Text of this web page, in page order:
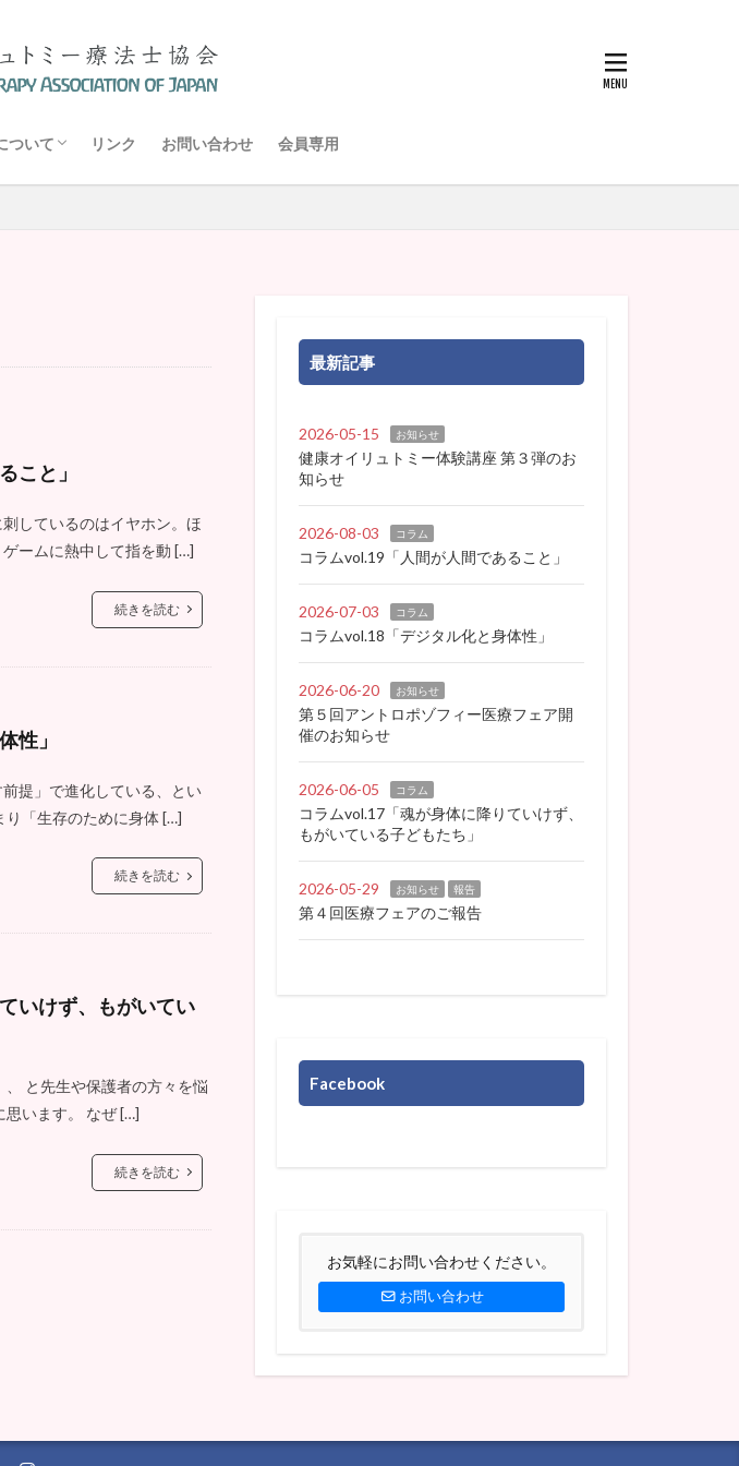
ついて
ュトミー療法施設・団体リスト
リンク お問い合わせ 会員専用
こと」
しているのはイヤホン。ほ
ームに熱中して指を動 […]
続きを読む
性」
提」で進化している、とい
「生存のために身体 […]
続きを読む
いけず、もがいてい
と先生や保護者の方々を悩
思います。 なぜ […]
続きを読む
最新記事
2026-05-15 お知らせ
健康オイリュトミー体験講座 第３弾のお
知らせ
2026-08-03 コラム
コラムvol.19「人間が人間であること」
2026-07-03 コラム
コラムvol.18「デジタル化と身体性」
2026-06-20 お知らせ
第５回アントロポゾフィー医療フェア開
催のお知らせ
2026-06-05 コラム
コラムvol.17「魂が身体に降りていけず、
もがいている子どもたち」
2026-05-29 お知らせ 報告
第４回医療フェアのご報告
Facebook
お気軽にお問い合わせください。
お問い合わせ
ル体 音楽療法